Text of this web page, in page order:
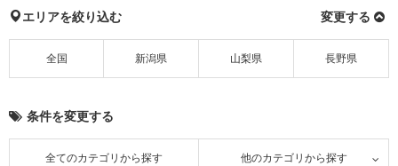
エリアを絞り込む 変更する
全国 新潟県 山梨県 長野県
条件を変更する
全てのカテゴリから探す 他のカテゴリから探す